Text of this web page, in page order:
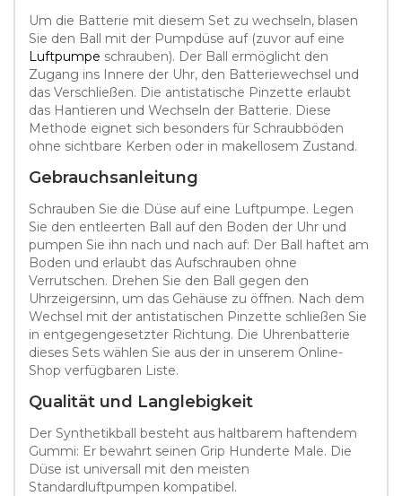
Um die Batterie mit diesem Set zu wechseln, blasen
Sie den Ball mit der Pumpdüse auf (zuvor auf eine
Luftpumpe schrauben). Der Ball ermöglicht den
Zugang ins Innere der Uhr, den Batteriewechsel und
das Verschließen. Die antistatische Pinzette erlaubt
das Hantieren und Wechseln der Batterie. Diese
Methode eignet sich besonders für Schraubböden
ohne sichtbare Kerben oder in makellosem Zustand.
Gebrauchsanleitung
Schrauben Sie die Düse auf eine Luftpumpe. Legen
Sie den entleerten Ball auf den Boden der Uhr und
pumpen Sie ihn nach und nach auf: Der Ball haftet am
Boden und erlaubt das Aufschrauben ohne
Verrutschen. Drehen Sie den Ball gegen den
Uhrzeigersinn, um das Gehäuse zu öffnen. Nach dem
Wechsel mit der antistatischen Pinzette schließen Sie
in entgegengesetzter Richtung. Die Uhrenbatterie
dieses Sets wählen Sie aus der in unserem Online-
Shop verfügbaren Liste.
Qualität und Langlebigkeit
Der Synthetikball besteht aus haltbarem haftendem
Gummi: Er bewahrt seinen Grip Hunderte Male. Die
Düse ist universall mit den meisten
Standardluftpumpen kompatibel.